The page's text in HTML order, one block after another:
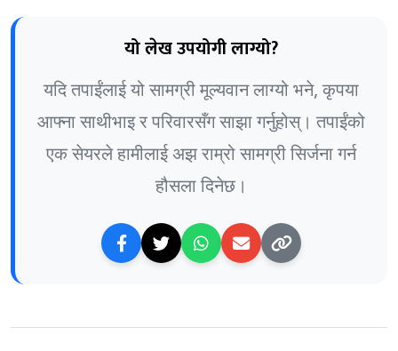
यो लेख उपयोगी लाग्यो?
यदि तपाईंलाई यो सामग्री मूल्यवान लाग्यो भने, कृपया
आफ्ना साथीभाइ र परिवारसँग साझा गर्नुहोस्। तपाईंको
एक सेयरले हामीलाई अझ राम्रो सामग्री सिर्जना गर्न
हौसला दिनेछ।